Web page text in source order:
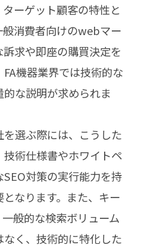
ーゲット顧客の特性と
消費者向けのwebマー
求や即座の購買決定を
機器業界では技術的な
な説明が求められま
選ぶ際には、こうした
術仕様書やホワイトペ
対策の実行能力を持
なります。また、キー
般的な検索ボリューム
く、技術的に特化した